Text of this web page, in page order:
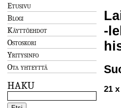
Etusivu
Blogi
Käyttöehdot
Ostoskori
Yritysinfo
Ota yhteyttä
HAKU
-
21